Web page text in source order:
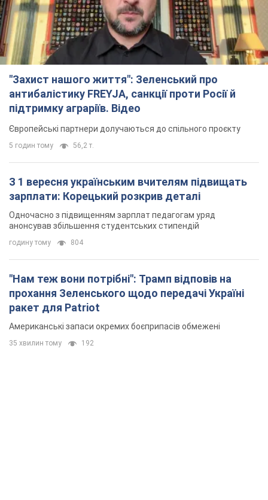
"Захист нашого життя": Зеленський про
антибалістику FREYJA, санкції проти Росії й
підтримку аграріїв. Відео
Європейські партнери долучаються до спільного проєкту
5 годин тому 56,2 т.
З 1 вересня українським вчителям підвищать
зарплати: Корецький розкрив деталі
Одночасно з підвищенням зарплат педагогам уряд
анонсував збільшення студентських стипендій
годину тому 804
"Нам теж вони потрібні": Трамп відповів на
прохання Зеленського щодо передачі Україні
ракет для Patriot
Американські запаси окремих боєприпасів обмежені
35 хвилин тому 192